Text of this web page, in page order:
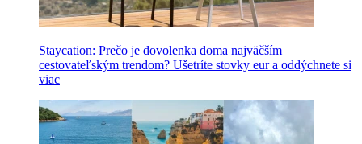
Staycation: Prečo je dovolenka doma najväčším
cestovateľským trendom? Ušetríte stovky eur a oddýchnete si
viac